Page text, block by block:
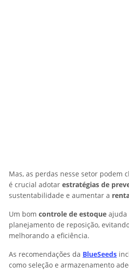
Mas, as perdas nesse setor podem
é crucial adotar estratégias de
sustentabilidade e aumentar a
Um bom controle de estoque ajuda
planejamento de reposição,
melhorando a eficiência.
As recomendações da BlueSeeds
como seleção e armazenamento